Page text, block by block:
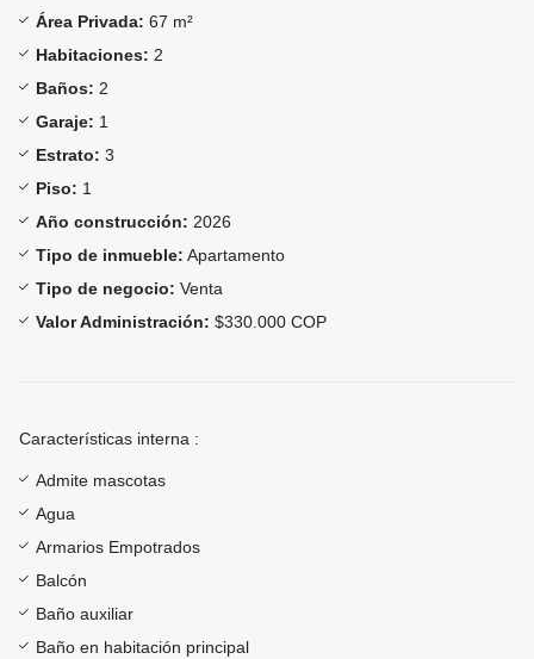
Área Privada: 67 m²
Habitaciones: 2
Baños: 2
Garaje: 1
Estrato: 3
Piso: 1
Año construcción: 2026
Tipo de inmueble: Apartamento
Tipo de negocio: Venta
Valor Administración: $330.000 COP
Características interna :
Admite mascotas
Agua
Armarios Empotrados
Balcón
Baño auxiliar
Baño en habitación principal